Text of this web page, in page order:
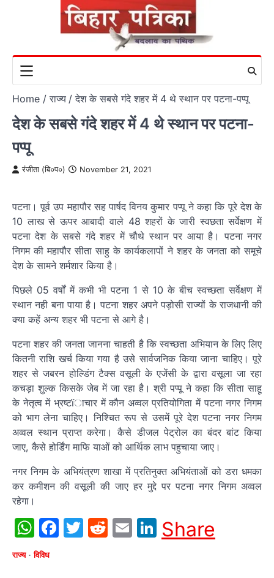
Home राज्य देश के सबसे गंदे शहर में 4 थे स्थान पर पटना-पप्पू
देश के सबसे गंदे शहर में 4 थे स्थान पर पटना-
पप्पू
रंजीता (बि०प०) November 21, 2021
पटना। पूर्व उप महापौर सह पार्षद विनय कुमार पप्पू ने कहा कि पूरे देश के
10 लाख से ऊपर आबादी वाले 48 शहरों के जारी स्वछता सर्वेक्षण में
पटना देश के सबसे गंदे शहर में चौथे स्थान पर आया है। पटना नगर
निगम की महापौर सीता साहु के कार्यकलापों ने शहर के जनता को समूचे
देश के सामने शर्मशार किया है।
पिछले 05 वर्षों में कभी भी पटना 1 से 10 के बीच स्वच्छता सर्वेक्षण में
स्थान नही बना पाया है। पटना शहर अपने पड़ोसी राज्यों के राजधानी की
क्या कहें अन्य शहर भी पटना से आगे है।
पटना शहर की जनता जानना चाहती है कि स्वच्छता अभियान के लिए लिए
कितनी राशि खर्च किया गया है उसे सार्वजनिक किया जाना चाहिए। पूरे
शहर से जबरन होल्डिंग टैक्स वसूली के एजेंसी के द्वारा वसूला जा रहा
कचड़ा शुल्क किसके जेब में जा रहा है। श्री पप्पू ने कहा कि सीता साहू
के नेतृत्व में भ्रष्टïाचार में कौन अव्वल प्रतियोगिता में पटना नगर निगम
को भाग लेना चाहिए। निश्चित रूप से उसमें पूरे देश पटना नगर निगम
अव्वल स्थान प्राप्त करेगा। कैसे डीजल पेट्रोल का बंदर बांट किया
जाए, कैसे होर्डिंग माफि याओं को आर्थिक लाभ पहुचाया जाए।
नगर निगम के अभियंत्रण शाखा में प्रतिनुक्त अभियंताओं को डरा धमका
कर कमीशन की वसूली की जाए हर मुद्दे पर पटना नगर निगम अव्वल
रहेगा।
WhatsApp
Facebook
Twitter
Reddit
EmailLinkedIn
Share
राज्य विविध